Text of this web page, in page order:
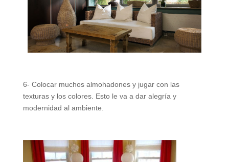
6- Colocar muchos almohadones y jugar con las
texturas y los colores. Esto le va a dar alegría y
modernidad al ambiente.